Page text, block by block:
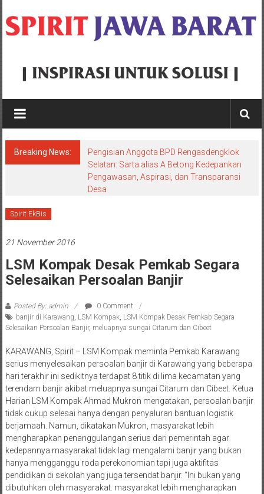
to
content
Spirit
Jawa
Barat
Inspirasi
Breaking News:
Pengisian Anggota BPD Rengasdengklok
Selatan: Sarta alias A Betong Kedepankan
Pengawasan, Aspirasi, dan Transparansi
Desa
Spirit EkBis
21 November 2016
LSM Kompak Desak Pemkab Segara
Selesaikan Persoalan Banjir
Posted By: admin
0 Comment
banjir di Karawang LSM Kompak, LSM Kompak Desak Pemkab Segara
Selesaikan Persoalan Banjir, meluapnya sungai Citarum dan Cibeet
KARAWANG, Spirit – LSM Kompak meminta Pemkab Karawang
serius menyelesaikan persoalan banjir di Karawang yang beberapa
hari terakhir ini sedikitnya terdapat 8 titik di lima kecamatan yang
terendam banjir akibat meluapnya sungai Citarum dan Cibeet. Ketua
Harian LSM Kompak Ahmad Mukron mengatakan, persoalan banjir
tidak cukup selesai hanya dengan penyaluran bantuan logistik
berjamaah. Namun, dikatakan Mukron, masyarakat lebih
mengharapkan penanggulangan serius dari pemerintah agar
kedepannya masyarakat tidak lagi mengalami banjir yang bukan
hanya mengganggu roda perekonomian tapi juga aktifitas
pendidikan di sekolah yang juga tersendat banjir. “Ini bukan yang
dibutuhkan oleh masyarakat. masyarakat lebih mengharapkan